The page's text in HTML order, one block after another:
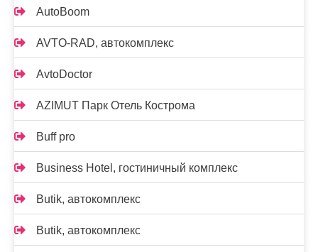
AutoBoom
AVTO-RAD, автокомплекс
AvtoDoctor
AZIMUT Парк Отель Кострома
Buff pro
Business Hotel, гостиничный комплекс
Butik, автокомплекс
Butik, автокомплекс